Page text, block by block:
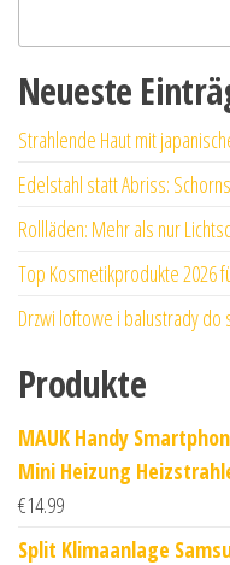
Neueste
Strahlende Haut mit
Edelstahl statt Abriss:
Rollläden: Mehr als nur
Top Kosmetikprodukte 2026
Drzwi loftowe i balustrady do
Produkte
MAUK Handy
Mini Heizung
€14.99
Split Klimaanlage